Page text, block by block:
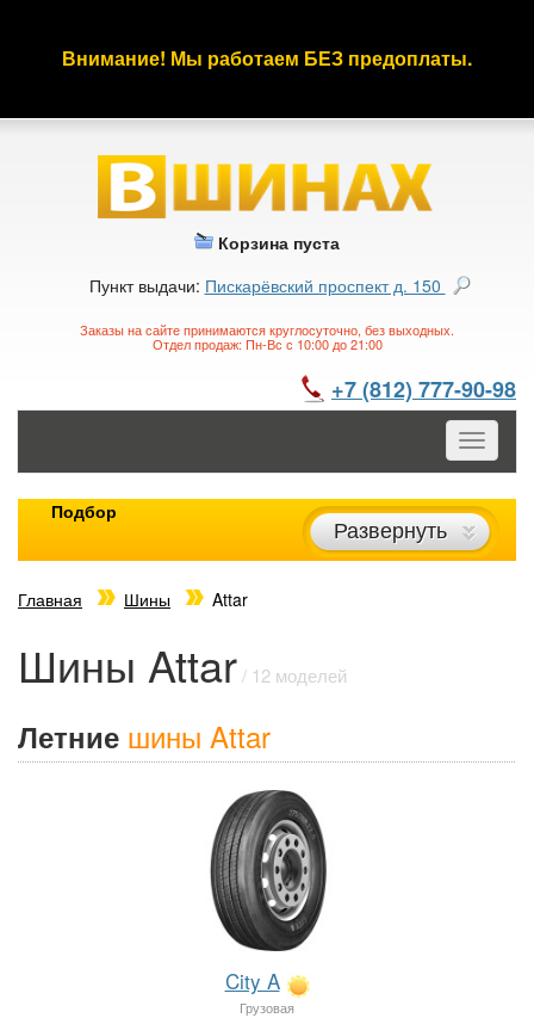
Внимание! Мы работаем БЕЗ предоплаты.
Корзина пуста
Пункт выдачи: Пискарёвский проспект д. 150
Заказы на сайте принимаются круглосуточно, без выходных.
Отдел продаж: Пн-Вс с 10:00 до 21:00
+7 (812) 777-90-98
Toggle
Подбор
Развернуть
Главная Шины Attar
Шины Attar/ 12 моделей
Летние шины Attar
City A
Грузовая